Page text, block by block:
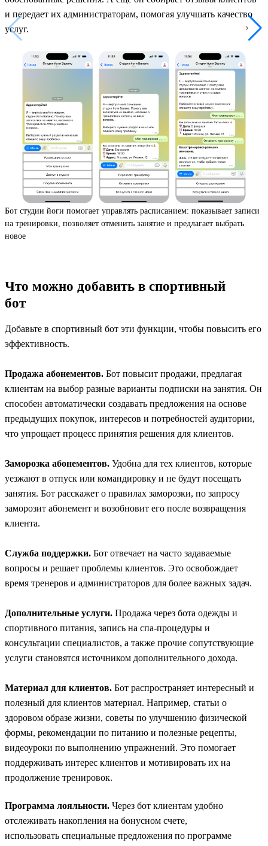
и передает их администраторам, помогая улучшать качество
услуг.
Бот студии йоги помогает управлять расписанием: показывает записи
на тренировки, позволяет отменить занятие и предлагает выбрать
новое
Что можно добавить в спортивный
бот
Добавьте в спортивный бот эти функции, чтобы повысить его
эффективность.
Продажа абонементов. Бот повысит продажи, предлагая
клиентам на выбор разные варианты подписки на занятия. Он
способен автоматически создавать предложения на основе
предыдущих покупок, интересов и потребностей аудитории,
что упрощает процесс принятия решения для клиентов.
Заморозка абонементов. Удобна для тех клиентов, которые
уезжают в отпуск или командировку и не будут посещать
занятия. Бот расскажет о правилах заморозки, по запросу
заморозит абонемент и возобновит его после возвращения
клиента.
Служба поддержки. Бот отвечает на часто задаваемые
вопросы и решает проблемы клиентов. Это освобождает
время тренеров и администраторов для более важных задач.
Дополнительные услуги. Продажа через бота одежды и
спортивного питания, запись на спа-процедуры и
консультации специалистов, а также прочие сопутствующие
услуги становятся источником дополнительного дохода.
Материал для клиентов. Бот распространяет интересный и
полезный для клиентов материал. Например, статьи о
здоровом образе жизни, советы по улучшению физической
формы, рекомендации по питанию и полезные рецепты,
видеоуроки по выполнению упражнений. Это помогает
поддерживать интерес клиентов и мотивировать их на
продолжение тренировок.
Программа лояльности. Через бот клиентам удобно
отслеживать накопления на бонусном счете,
использовать специальные предложения по программе